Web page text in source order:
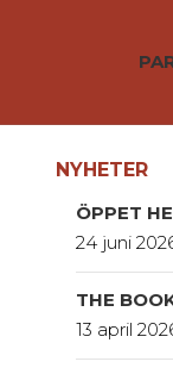
NYHETER
ÖPPET
24 juni
THE
13 april